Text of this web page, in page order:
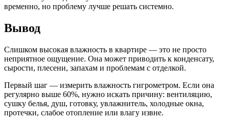
временно, но проблему лучше решать системно.
Вывод
Слишком высокая влажность в квартире — это не просто
неприятное ощущение. Она может приводить к конденсату,
сырости, плесени, запахам и проблемам с отделкой.
Первый шаг — измерить влажность гигрометром. Если она
регулярно выше 60%, нужно искать причину: вентиляцию,
сушку белья, душ, готовку, увлажнитель, холодные окна,
протечки, слабое отопление или влагу извне.